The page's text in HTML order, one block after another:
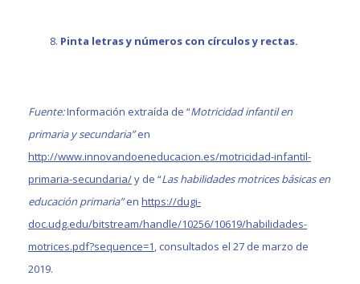
Pinta letras y números con círculos y rectas.
Fuente:Información extraída de “Motricidad infantil en
primaria y secundaria”en
http://www.innovandoeneducacion.es/motricidad-infantil-
primaria-secundaria/y de “Las habilidades motrices básicas en
educación primaria”en https://dugi-
doc.udg.edu/bitstream/handle/10256/10619/habilidades-
motrices.pdf?sequence=1, consultados el 27 de marzo de
2019.